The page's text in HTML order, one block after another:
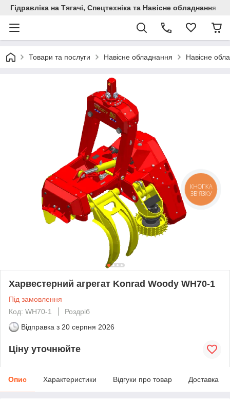
Гідравліка на Тягачі, Спецтехніка та Навісне обладнання
Товари та послуги Навісне обладнання Навісне
Харвестерний агрегат Konrad Woody WH70-1
Під замовлення
Код: WH70-1
Роздріб
Відправка з 20 серпня 2026
Ціну уточнюйте
Опис Характеристики Відгуки про товар Доставка
КНОПКА
ЗВ'ЯЗКУ